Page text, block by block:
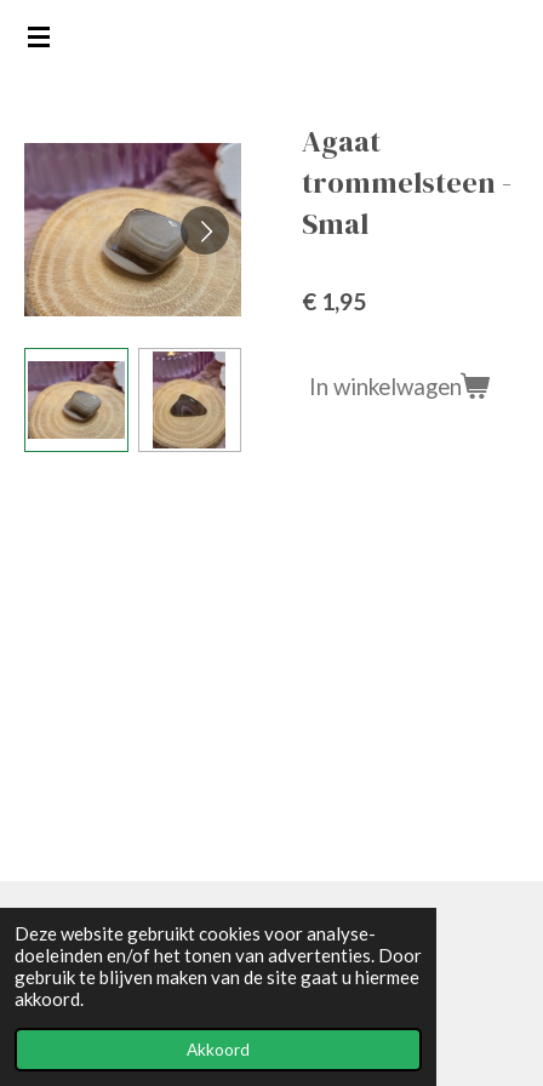
Deze website gebruikt cookies voor analyse-
doeleinden en/of het tonen van advertenties. Door
gebruik te blijven maken van de site gaat u hiermee
akkoord.
Akkoord
Ga
hoofdinhoud
Agaat
trommelsteen -
Smal
€ 1,95
In winkelwagen
Algemene voorwaarden
© 2021 - RC en mineralenshop Het vlinderpad